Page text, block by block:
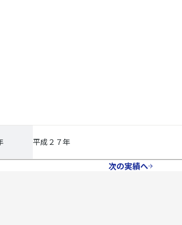
平成２７年
次の実績へ